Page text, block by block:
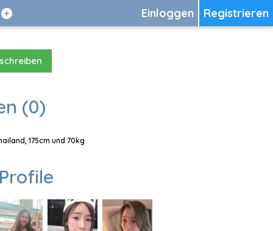
Registrieren
Einloggen
(0)
175cm und 70kg